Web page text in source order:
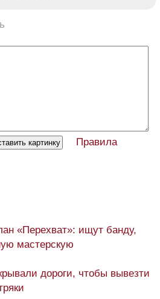
Правила
«Перехват»: ищут банду,
мастерскую
дороги, чтобы вывезти